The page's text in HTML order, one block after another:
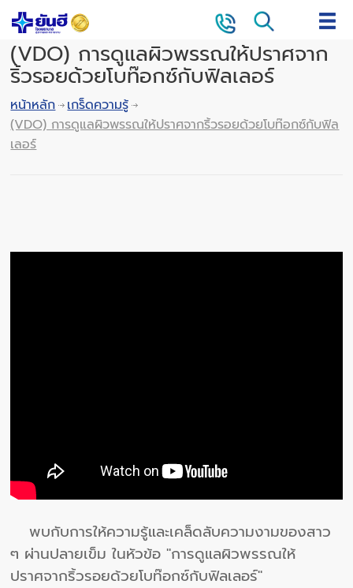
(VDO) การดูแลผิวพรรณให้ปราศจาก
ริ้วรอยด้วยโบท๊อกซ์กับฟิลเลอร์
หน้าหลัก
เกร็ดความรู้
(VDO) การดูแลผิวพรรณให้ปราศจากริ้วรอยด้วยโบท๊อกซ์กับฟิล
เลอร์
พบกับการให้ความรู้และเคล็ดลับความงามของสาว
ๆ ผ่านปลายเข็ม ในหัวข้อ "การดูแลผิวพรรณให้
ปราศจากริ้วรอยด้วยโบท๊อกซ์กับฟิลเลอร์"